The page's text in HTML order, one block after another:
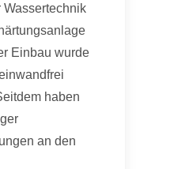
Wassertechnik
Einbau wurde
haben
an den